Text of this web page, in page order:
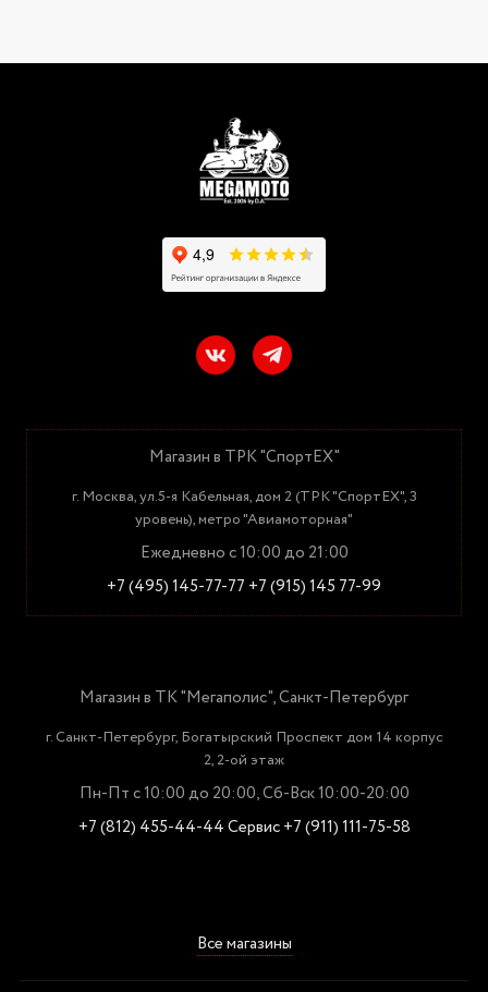
Магазин в ТРК "СпортЕХ"
г. Москва, ул.5-я Кабельная, дом 2 (ТРК "СпортЕХ", 3
уровень), метро "Авиамоторная"
Ежедневно с 10:00 до 21:00
+7 (495) 145-77-77 +7 (915) 145 77-99
Магазин в ТК "Мегаполис", Санкт-Петербург
г. Санкт-Петербург, Богатырский Проспект дом 14 корпус
2, 2-ой этаж
Пн-Пт с 10:00 до 20:00, Сб-Вск 10:00-20:00
+7 (812) 455-44-44Сервис +7 (911) 111-75-58
Все магазины